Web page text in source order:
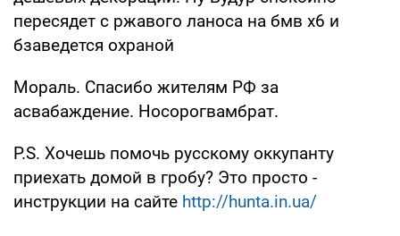
пересядет с ржавого ланоса на бмв х6 и
бзаведется охраной
Мораль. Спасибо жителям РФ за
асвабаждение. Носорогвамбрат.
P.S. Хочешь помочь русскому оккупанту
приехать домой в гробу? Это просто -
инструкции на сайте http://hunta.in.ua/